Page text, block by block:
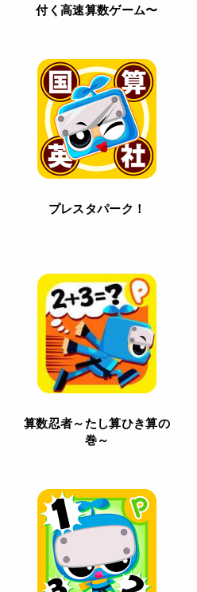
付く高速算数ゲーム〜
プレスタパーク！
算数忍者～たし算ひき算の
巻～